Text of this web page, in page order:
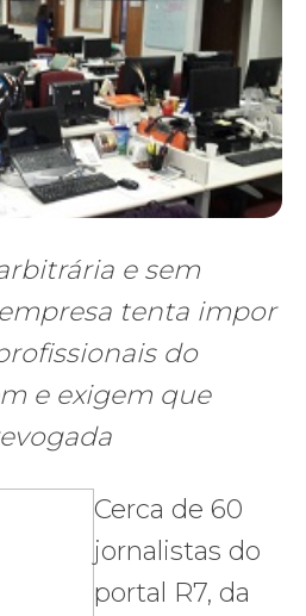
e sem
tenta impor
do
e exigem que
Cerca de 60
jornalistas do
portal R7, da